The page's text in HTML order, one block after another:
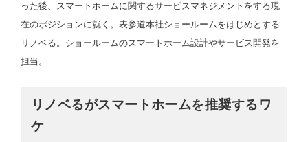
った後、スマートホームに関するサービスマネジメントをする現
在のポジションに就く。 表参道本社ショールームをはじめとする
リノベる。ショールームのスマートホーム設計やサービス開発を
担当。
リノベるがスマートホームを推奨するワ
ケ